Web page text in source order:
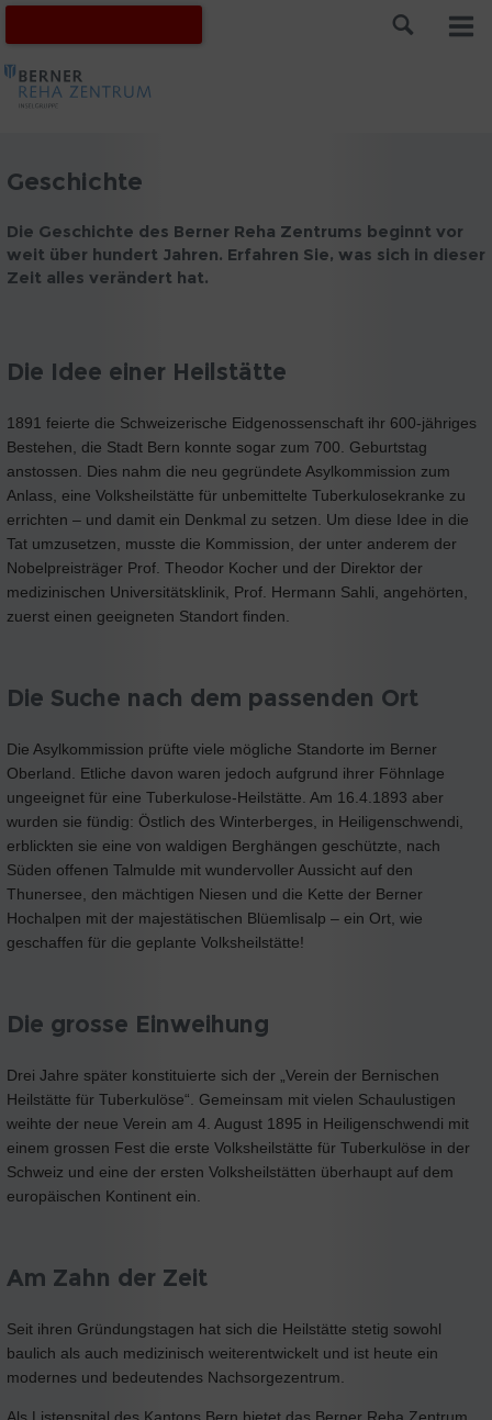
Geschichte
Die Geschichte des Berner Reha Zentrums beginnt vor
weit über hundert Jahren. Erfahren Sie, was sich in dieser
Zeit alles verändert hat.
Die Idee einer Heilstätte
1891 feierte die Schweizerische Eidgenossenschaft ihr 600-jähriges
Bestehen, die Stadt Bern konnte sogar zum 700. Geburtstag
anstossen. Dies nahm die neu gegründete Asylkommission zum
Anlass, eine Volksheilstätte für unbemittelte Tuberkulosekranke zu
errichten – und damit ein Denkmal zu setzen. Um diese Idee in die
Tat umzusetzen, musste die Kommission, der unter anderem der
Nobelpreisträger Prof. Theodor Kocher und der Direktor der
medizinischen Universitätsklinik, Prof. Hermann Sahli, angehörten,
zuerst einen geeigneten Standort finden.
Die Suche nach dem passenden Ort
Die Asylkommission prüfte viele mögliche Standorte im Berner
Oberland. Etliche davon waren jedoch aufgrund ihrer Föhnlage
ungeeignet für eine Tuberkulose-Heilstätte. Am 16.4.1893 aber
wurden sie fündig: Östlich des Winterberges, in Heiligenschwendi,
erblickten sie eine von waldigen Berghängen geschützte, nach
Süden offenen Talmulde mit wundervoller Aussicht auf den
Thunersee, den mächtigen Niesen und die Kette der Berner
Hochalpen mit der majestätischen Blüemlisalp – ein Ort, wie
geschaffen für die geplante Volksheilstätte!
Die grosse Einweihung
Drei Jahre später konstituierte sich der „Verein der Bernischen
Heilstätte für Tuberkulöse“. Gemeinsam mit vielen Schaulustigen
weihte der neue Verein am 4. August 1895 in Heiligenschwendi mit
einem grossen Fest die erste Volksheilstätte für Tuberkulöse in der
Schweiz und eine der ersten Volksheilstätten überhaupt auf dem
europäischen Kontinent ein.
Am Zahn der Zeit
Seit ihren Gründungstagen hat sich die Heilstätte stetig sowohl
baulich als auch medizinisch weiterentwickelt und ist heute ein
modernes und bedeutendes Nachsorgezentrum.